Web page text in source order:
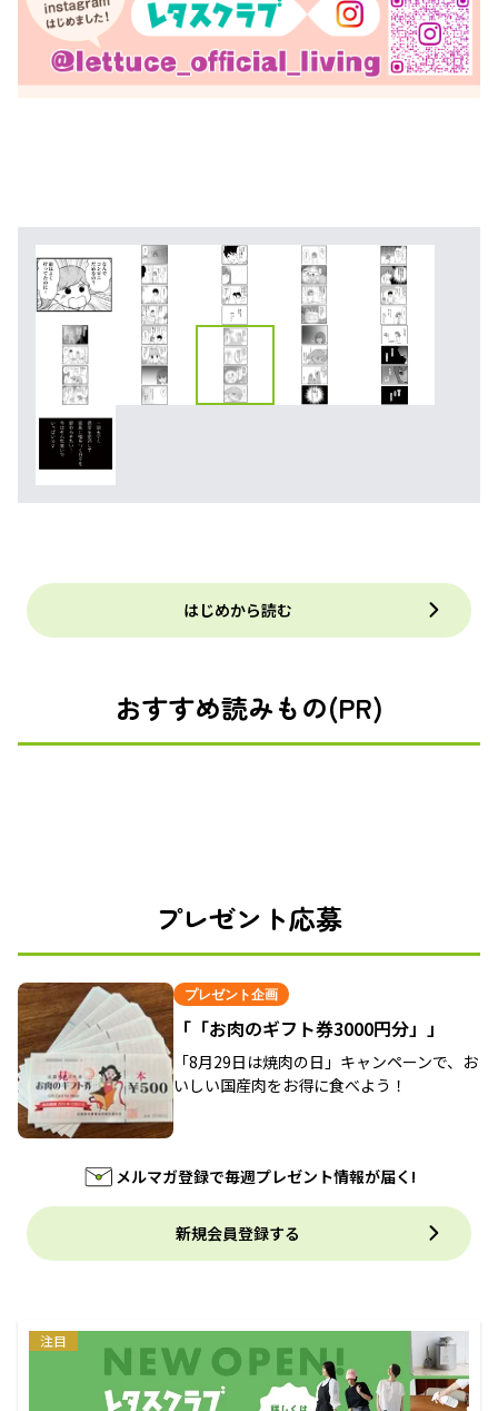
はじめから読む
おすすめ読みもの(PR)
プレゼント応募
プレゼント企画
「「お肉のギフト券3000円分」」
「8月29日は焼肉の日」キャンペーンで、お
いしい国産肉をお得に食べよう！
メルマガ登録で毎週プレゼント情報が届く!
新規会員登録する
注目